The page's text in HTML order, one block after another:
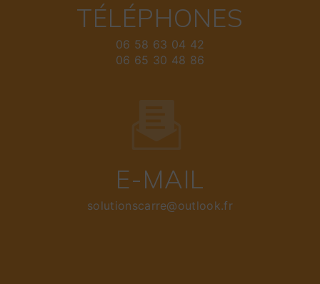
TÉLÉPHONES
06 58 63 04 42
06 65 30 48 86
E-MAIL
solutionscarre@outlook.fr